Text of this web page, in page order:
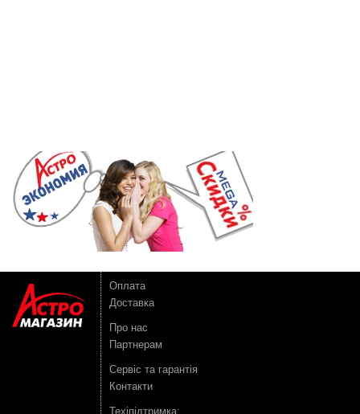
Оплата
Доставка
Про нас
Партнерам
Сервіс та гарантія
Контакти
Техіпідтримка: